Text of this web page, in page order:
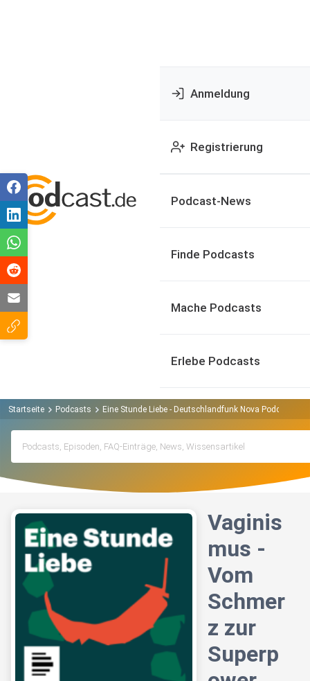
Anmeldung
Registrierung
Podcast-News
Finde Podcasts
Mache Podcasts
Erlebe Podcasts
Startseite Podcasts Eine Stunde Liebe - Deutschlandfunk Nova Podcast
Vaginis
mus -
Vom
Schmer
z zur
Superp